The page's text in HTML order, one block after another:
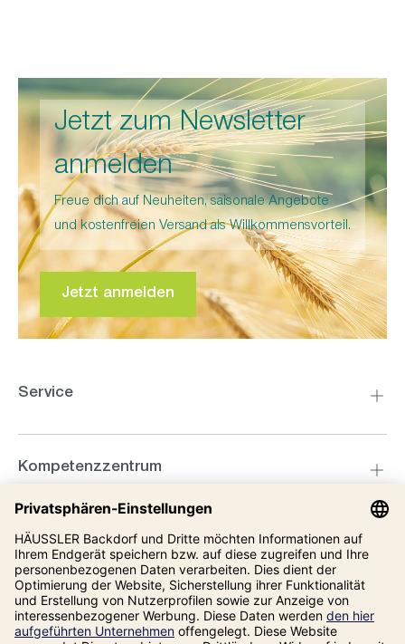
Jetzt zum Newsletter
anmelden
Freue dich auf Neuheiten, saisonale Angebote
und kostenfreien Versand als Willkommensvorteil.
Jetzt anmelden
Service
Kompetenzzentrum
Informationen
Unsere Adresse